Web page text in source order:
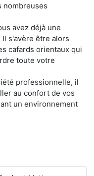
nombreuses
avez déjà une
s'avère être alors
cafards orientaux qui
toute votre
professionnelle, il
au confort de vos
un environnement